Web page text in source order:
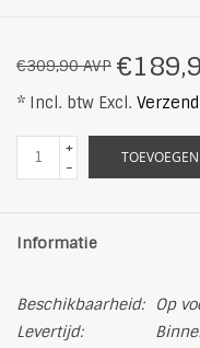
€309,90 AVP
* Incl. btw Excl.
+
-
Informatie
Beschikbaarheid:
Op
Levertijd: